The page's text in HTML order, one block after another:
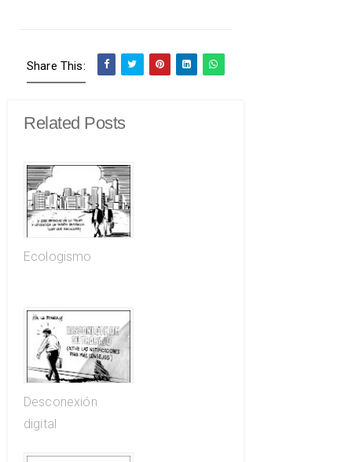
Share This:
Related Posts
Ecologismo
Desconexión
digital